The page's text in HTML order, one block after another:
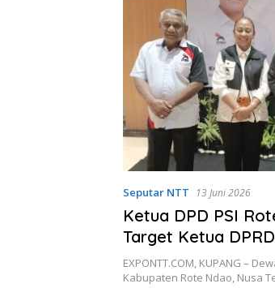
Seputar NTT 13 Juni 2026
Ketua DPD PSI
Target Ketua
EXPONTT.COM, KUPANG –
Kabupaten Rote Ndao, Nusa